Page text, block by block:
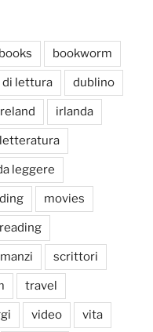
books bookworm
di lettura dublino
irlanda
letteratura
leggere
movies
reading
scrittori
travel
video vita